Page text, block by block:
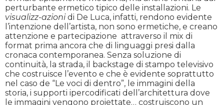
perturbante ermetico tipico delle installazioni. Le
visualizz-azionidi De Luca, infatti, rendono evidente
l’intenzione dell’artista, non sono ermetiche, e creano
attenzione e partecipazione attraverso il mix di
format prima ancora che di linguaggi presi dalla
cronaca contemporanea. Senza soluzione di
continuità, la strada, il backstage di stampo televisivo
che costruisce l’evento e che è evidente soprattutto
nel caso de “Le voci di dentro”, le immagini della
storia, i supporti ipercodificati dell’architettura dove
le immagini vengono proiettate… costruiscono un